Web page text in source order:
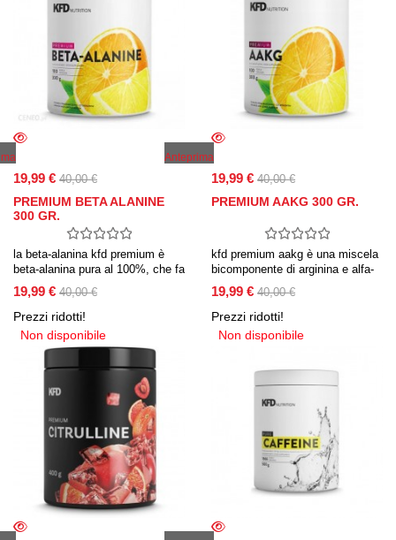
19,99 € 40,00 €
PREMIUM BETA ALANINE
300 GR.
la beta-alanina kfd premium è
beta-alanina pura al 100%, che fa
parte della carnosina, un
dipeptide immagazzinato nei
muscoli.
19,99 € 40,00 €
Prezzi ridotti!
Non disponibile
Anteprima
19,99 € 40,00 €
PREMIUM AAKG 300 GR.
kfd premium aakg è una miscela
bicomponente di arginina e alfa-
chetoglutarato. questo composto
di arginina arginina alfa-
chetoglutarato (aakg) ha una
biodisponibilità e un
assorbimento migliori rispetto
19,99 € 40,00 €
Prezzi ridotti!
Non disponibile